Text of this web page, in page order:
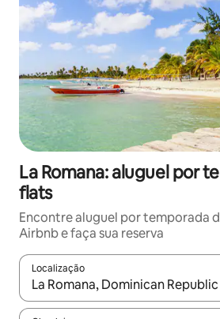
La Romana: aluguel por
flats
Encontre aluguel por temporada
Airbnb e faça sua reserva
Localização
Quando os resultados estiverem